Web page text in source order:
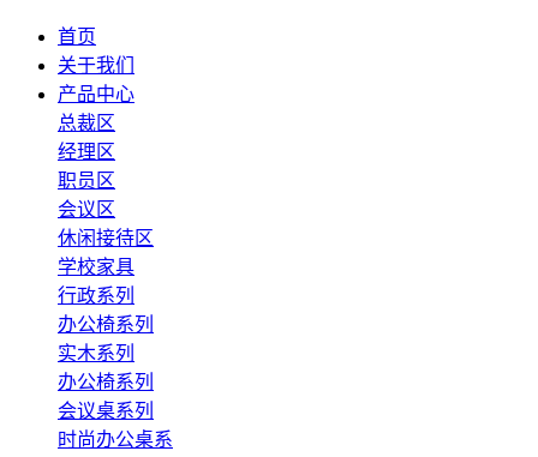
首页
关于我们
产品中心
总裁区
经理区
职员区
会议区
休闲接待区
学校家具
行政系列
办公椅系列
实木系列
办公椅系列
会议桌系列
时尚办公桌系